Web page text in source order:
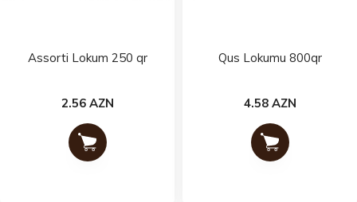
Assorti Lokum 250 qr
2.56 AZN
Qus Lokumu 800qr
4.58 AZN